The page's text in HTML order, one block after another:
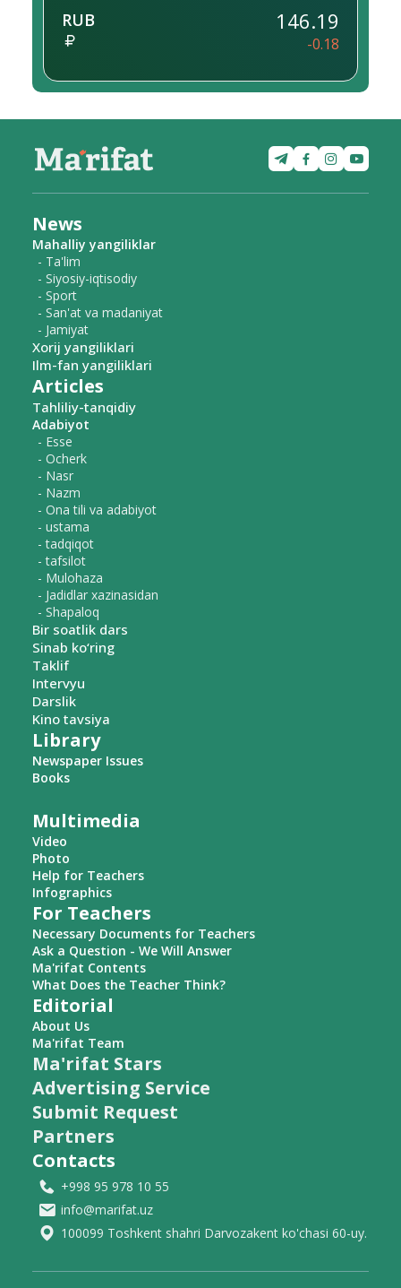
RUB 146.19
-0.18
News
Mahalliy yangiliklar
- Ta'lim
- Siyosiy-iqtisodiy
- Sport
- San'at va madaniyat
- Jamiyat
Xorij yangiliklari
Ilm-fan yangiliklari
Articles
Tahliliy-tanqidiy
Adabiyot
- Esse
- Ocherk
- Nasr
- Nazm
- Ona tili va adabiyot
- ustama
- tadqiqot
- tafsilot
- Mulohaza
- Jadidlar xazinasidan
- Shapaloq
Bir soatlik dars
Sinab ko‘ring
Taklif
Intervyu
Darslik
Kino tavsiya
Library
Newspaper Issues
Books
Multimedia
Video
Photo
Help for Teachers
Infographics
For Teachers
Necessary Documents for Teachers
Ask a Question - We Will Answer
Ma'rifat Contents
What Does the Teacher Think?
Editorial
About Us
Ma'rifat Team
Ma'rifat Stars
Advertising Service
Submit Request
Partners
Contacts
+998 95 978 10 55
info@marifat.uz
100099 Toshkent shahri Darvozakent ko'chasi 60-uy.